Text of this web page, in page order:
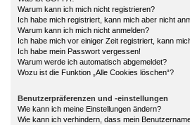
Warum kann ich mich nicht registrieren?
Ich habe mich registriert, kann mich aber nicht
Warum kann ich mich nicht anmelden?
Ich habe mich vor einiger Zeit registriert, kann
Ich habe mein Passwort vergessen!
Warum werde ich automatisch abgemeldet?
Wozu ist die Funktion „Alle Cookies löschen“?
Benutzerpräferenzen und -einstellungen
Wie kann ich meine Einstellungen ändern?
Wie kann ich verhindern, dass mein